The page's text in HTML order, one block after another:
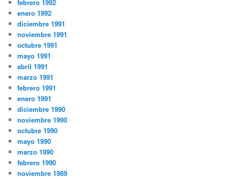
febrero 1992
enero 1992
diciembre 1991
noviembre 1991
octubre 1991
mayo 1991
abril 1991
marzo 1991
febrero 1991
enero 1991
diciembre 1990
noviembre 1990
octubre 1990
mayo 1990
marzo 1990
febrero 1990
noviembre 1989